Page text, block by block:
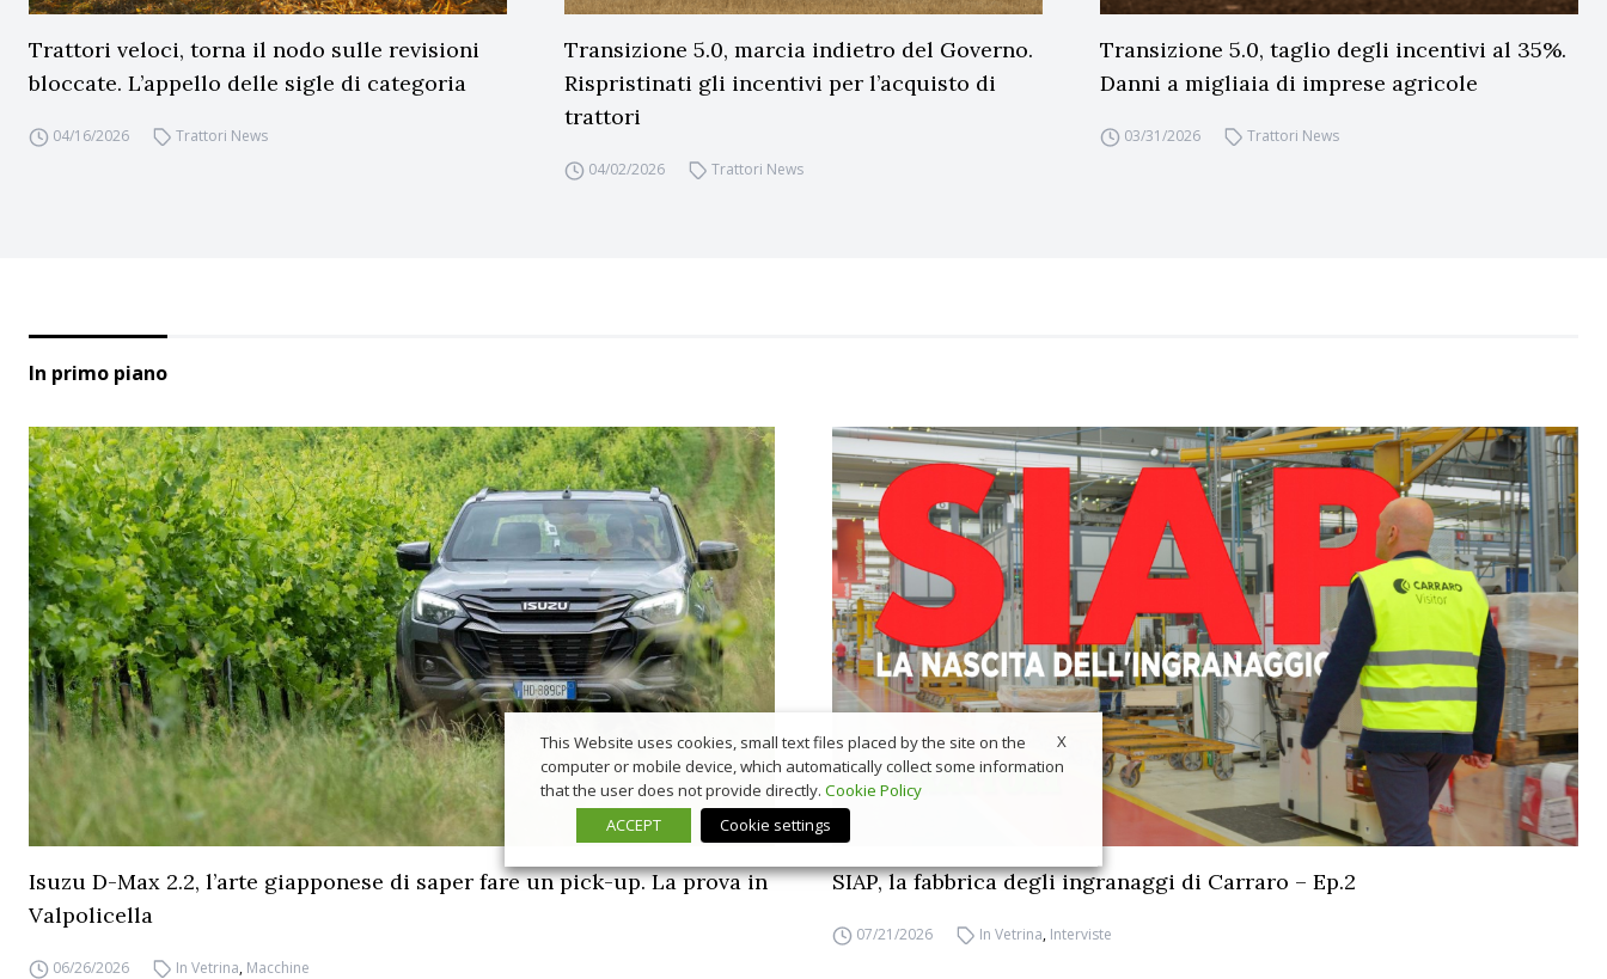
Trattori veloci, torna il nodo sulle revisioni
bloccate. L’appello delle sigle di categoria
04/16/2026 Trattori News
Transizione 5.0, marcia indietro del Governo.
Rispristinati gli incentivi per l’acquisto di
trattori
04/02/2026 Trattori News
Transizione 5.0, taglio degli incentivi al 35%.
Danni a migliaia di imprese agricole
03/31/2026 Trattori News
In primo piano
Isuzu D-Max 2.2, l’arte giapponese di saper fare un pick-up. La prova in
Valpolicella
06/26/2026 In Vetrina, Macchine
SIAP, la fabbrica degli ingranaggi di Carraro – Ep.2
07/21/2026 In Vetrina, Interviste
X
This Website uses cookies, small text files placed by the site on the
computer or mobile device, which automatically collect some information
that the user does not provide directly. Cookie Policy
ACCEPT
Cookie settings